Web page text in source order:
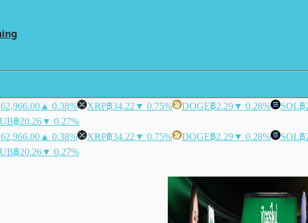
▲ 0.38% XRP฿34.22 ▼ 0.75% DOGE฿2.29▼ 0.28% SOL฿
฿20.26▼ 0.27%
▲ 0.38% XRP฿34.22 ▼ 0.75% DOGE฿2.29▼ 0.28% SOL฿
฿20.26▼ 0.27%